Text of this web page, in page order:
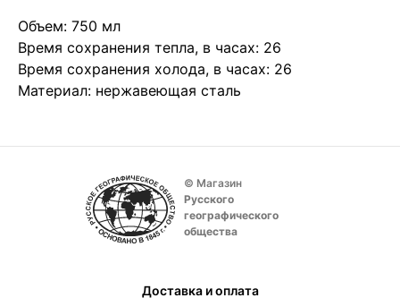
Объем: 750 мл
Время сохранения тепла, в часах: 26
Время сохранения холода, в часах: 26
Материал: нержавеющая сталь
© Магазин
Русского
географического
общества
Доставка и оплата